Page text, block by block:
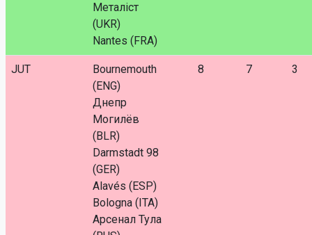
Металіст
(UKR)
Nantes (FRA)
JUT
Bournemouth
(ENG)
Днепр
Могилёв
(BLR)
Darmstadt 98
(GER)
Alavés (ESP)
Bologna (ITA)
Арсенал Тула
8 7 3